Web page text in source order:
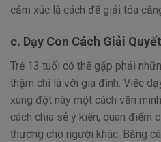
cảm xúc là cách để giải tỏa
c. Dạy Con Cách Giải
Trẻ 13 tuổi có thể gặp phải
thậm chí là với gia đình. Việc
xung đột này một cách văn
cách chia sẻ ý kiến, quan điểm
thương cho người khác. Bằng